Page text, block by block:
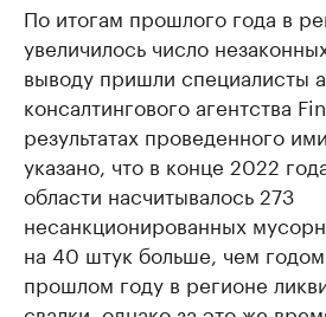
По итогам прошлого года в
увеличилось число
выводу пришли специалисты
консалтингового агентства
результатах проведенного
указано, что в конце 2022
области насчитывалось 273
несанкционированных
на 40 штук больше, чем
прошлом году в регионе